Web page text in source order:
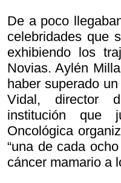
De a poco
celebridades que
exhibiendo los
Novias. Aylén
haber superado
Vidal, director
institución que
Oncológica
“una de cada
cáncer mamario a